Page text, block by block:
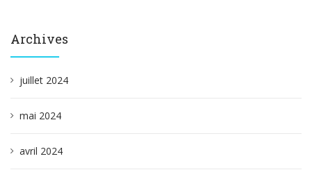
Archives
juillet 2024
mai 2024
avril 2024